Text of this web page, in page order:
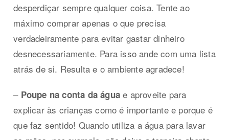
desperdiçar sempre qualquer coisa. Tente ao
máximo comprar apenas o que precisa
verdadeiramente para evitar gastar dinheiro
desnecessariamente. Para isso ande com uma lista
atrás de si. Resulta e o ambiente agradece!
– Poupe na conta da água e aproveite para
explicar às crianças como é importante e porque é
que faz sentido! Quando utiliza a água para lavar